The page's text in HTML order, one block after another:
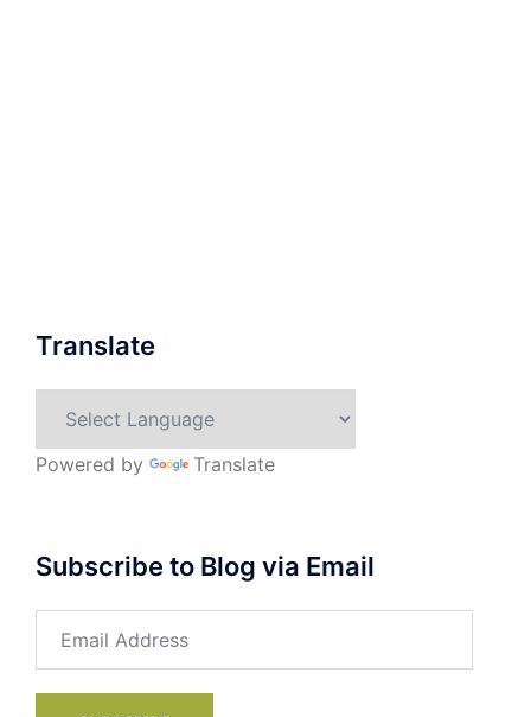
Translate
Powered by Translate
Subscribe to Blog via Email
Address